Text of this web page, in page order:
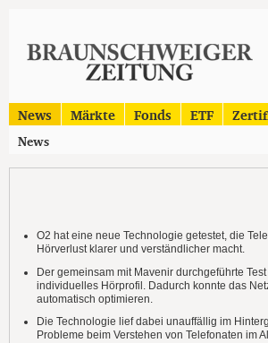
News Märkte Fonds ETF
News
O2 hat eine neue Technologie getestet, die
Hörverlust klarer und verständlicher macht.
Der gemeinsam mit Mavenir durchgeführte
individuelles Hörprofil. Dadurch konnte das
automatisch optimieren.
Die Technologie lief dabei unauffällig im
Probleme beim Verstehen von Telefonaten im